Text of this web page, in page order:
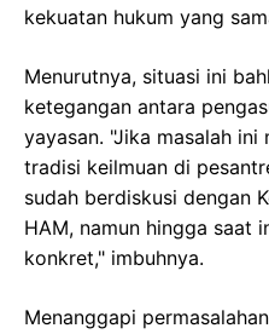
kekuatan hukum yang
Menurutnya, situasi ini
ketegangan antara
yayasan. "Jika masalah ini
tradisi keilmuan di
sudah berdiskusi dengan
HAM, namun hingga saat
konkret," imbuhnya.
Menanggapi